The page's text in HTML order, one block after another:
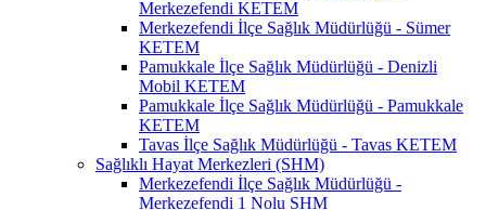
Merkezefendi KETEM
Merkezefendi İlçe Sağlık Müdürlüğü - Sümer
KETEM
Pamukkale İlçe Sağlık Müdürlüğü - Denizli
Mobil KETEM
Pamukkale İlçe Sağlık Müdürlüğü - Pamukkale
KETEM
Tavas İlçe Sağlık Müdürlüğü - Tavas KETEM
Sağlıklı Hayat Merkezleri (SHM)
Merkezefendi İlçe Sağlık Müdürlüğü -
Merkezefendi 1 Nolu SHM